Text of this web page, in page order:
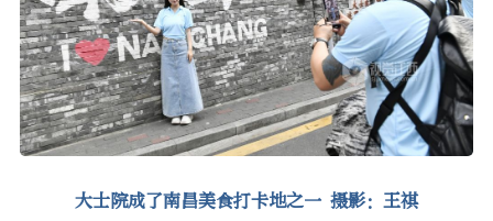
大士院成了南昌美食打卡地之一 摄影：王祺